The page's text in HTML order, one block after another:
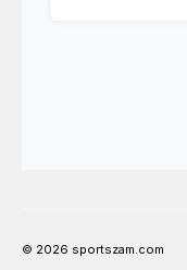
© 2026 sportszam.com